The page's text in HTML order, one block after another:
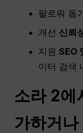
팔로워 돕
개선 신뢰
지원SEO
이터 검색
소라 2에
가하거